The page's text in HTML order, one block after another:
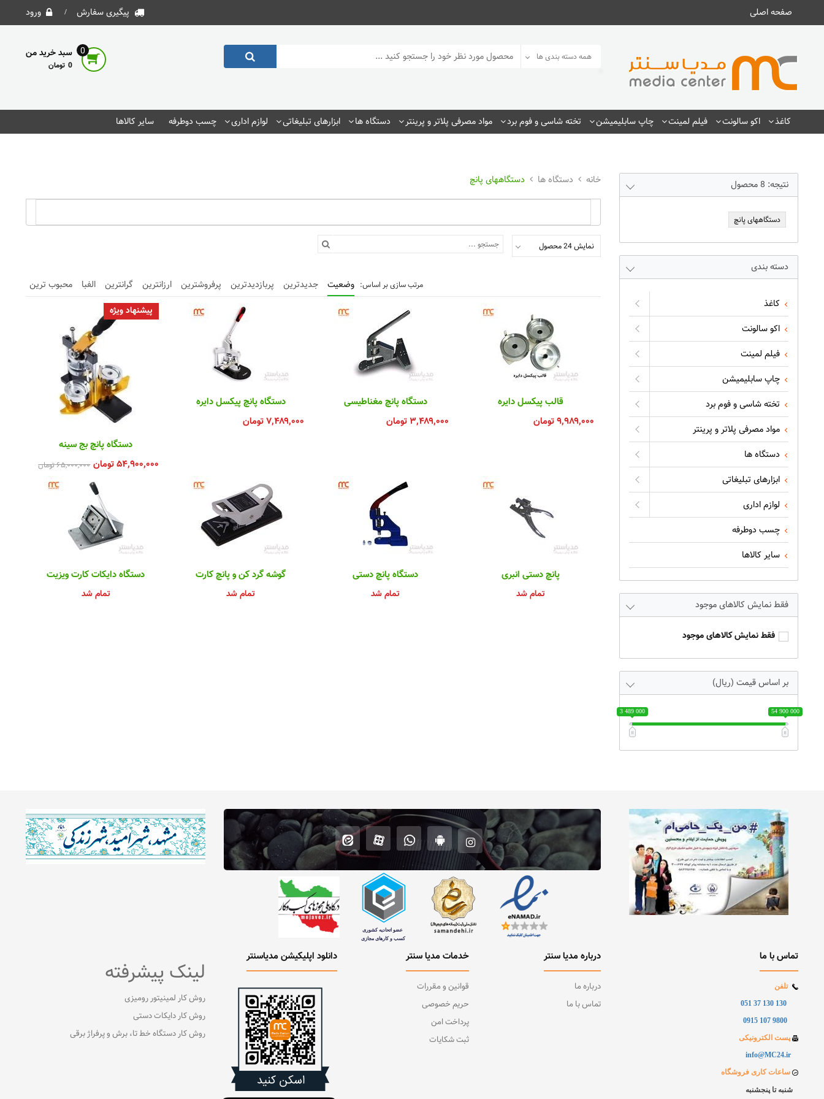
صفحه اصلی پیگیری سفارش ورود
سبد خرید من 0
0
همه دسته بندی ها
کاغذ اکو سالونت فیلم لمینت چاپ سابلیمیشن تخته شاسی و فوم برد مواد مصرفی پلاتر و پرینتر دستگاه ها ابزارهای تبلیغاتی لوازم اداری چسب دوطرفه سایر کالاها
دستگاه ها دستگاههای پانچ
نمایش 24 محصول
وضعیت جدیدترین پربازدیدترین پرفروشترین ارزانترین گرانترین الفبا محبوب ترین
قالب پیکسل دایره
۹,۹۸۹,۰۰۰تومان
دستگاه پانچ مغناطیسی
۳,۴۸۹,۰۰۰تومان
دستگاه پانچ پیکسل دایره
۷,۴۸۹,۰۰۰تومان
پیشنهاد ویژه
دستگاه پانچ بج سینه
۵۴,۹۰۰,۰۰۰تومان ۶۵,۰۰۰,۰۰۰تومان
پانچ دستی انبری
تمام شد
دستگاه پانچ دستی
تمام شد
گوشه گرد کن و پانچ کارت
تمام شد
دستگاه دایکات کارت ویزیت
تمام شد
نتیجه: 8محصول
دستگاههای پانچ
دسته بندی
کاغذ
اکو سالونت
فیلم لمینت
چاپ سابلیمیشن
تخته شاسی و فوم برد
مواد مصرفی پلاتر و پرینتر
دستگاه ها
ابزارهای تبلیغاتی
لوازم اداری
چسب دوطرفه
سایر کالاها
فقط نمایش کالاهای موجود
فقط نمایش کالاهای موجود
بر اساس قیمت (ریال)
3 489 000 54 900 000
درباره مدیا سنتر
درباره ما
تماس با ما
خدمات مدیا سنتر
قوانین و مقررات
حریم خصوصی
پرداخت امن
ثبت شکایات
دانلود اپلیکیشن مدیاسنتر
لینک پیشرفته
روش کار لمینیتور رومیزی
روش کار دایکات دستی
روش کار دستگاه خط تا، برش و پرفراژ برقی
تماس با ما
تلفن
130 130 37 051
9800 107 0915
پست الکترونیکی
info@MC24.ir
ساعات کاری فروشگاه
شنبه تا پنجشنبه